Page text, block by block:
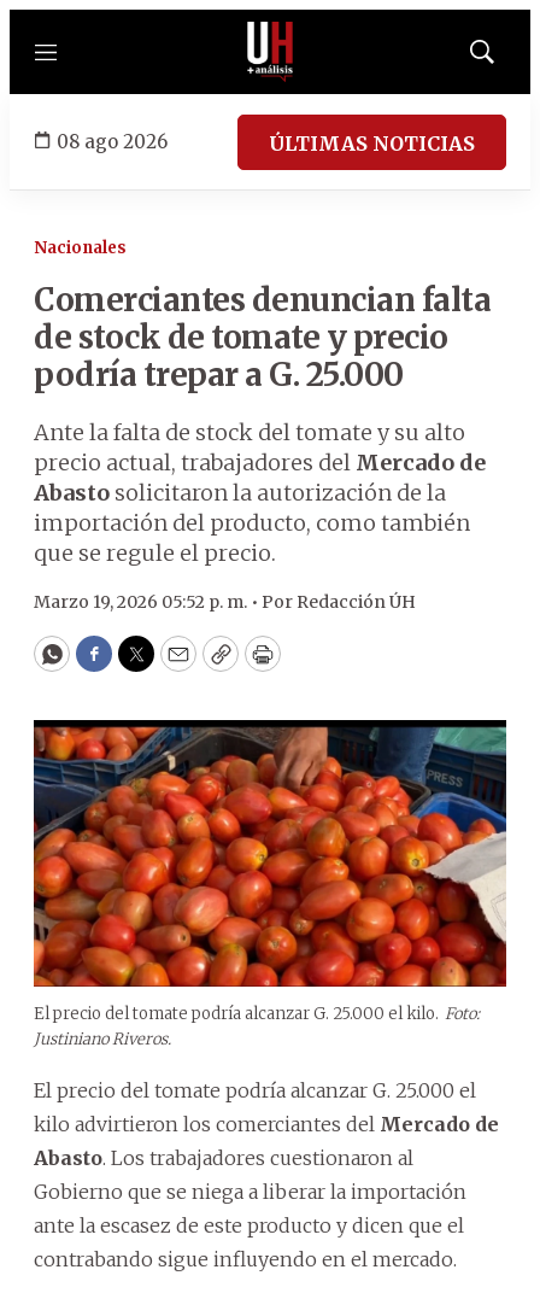
Menú
Mostrar
08 ago 2026 ÚLTIMAS NOTICIAS
Nacionales
Comerciantes denuncian falta
de stock de tomate y precio
podría trepar a G. 25.000
Ante la falta de stock del tomate y su alto
precio actual, trabajadores del Mercado de
Abasto solicitaron la autorización de la
importación del producto, como también
que se regule el precio.
Marzo 19, 2026 05:52 p. m. • Por Redacción ÚH
WhatsApp
Facebook
Twitter
EmailCopyPrint
El precio del tomate podría alcanzar G. 25.000 el kilo. Foto:
Justiniano Riveros.
El precio del tomate podría alcanzar G. 25.000 el
kilo advirtieron los comerciantes del Mercado de
Abasto. Los trabajadores cuestionaron al
Gobierno que se niega a liberar la importación
ante la escasez de este producto y dicen que el
contrabando sigue influyendo en el mercado.